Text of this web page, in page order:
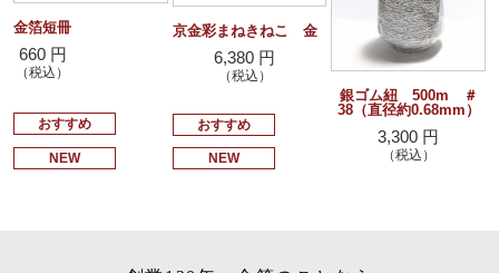
おすすめ
NEW
金箔短冊
660 円
（税込）
おすすめ
NEW
京金彩まねきねこ 金
6,380 円
（税込）
銀ゴム紐 500m ＃
38（直径約0.68mm）
3,300 円
（税込）